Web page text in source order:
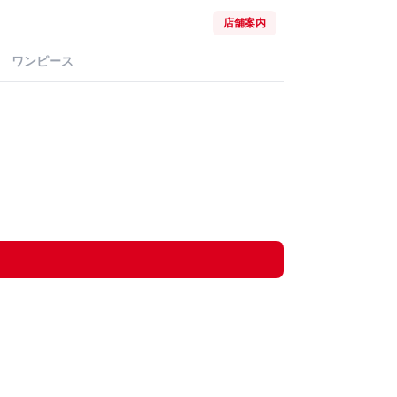
店舗案内
ワンピース